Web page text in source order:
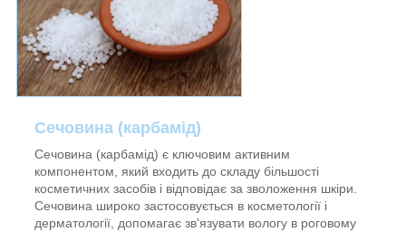
Сечовина (карбамід)
Сечовина (карбамід) є ключовим активним
компонентом, який входить до складу більшості
косметичних засобів і відповідає за зволоження шкіри.
Сечовина широко застосовується в косметології і
дерматології, допомагає зв'язувати вологу в роговому